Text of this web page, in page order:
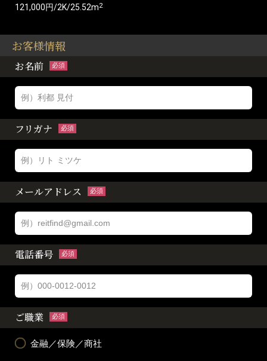
121,000円/2K/25.52m2
お客様情報
お名前 必須
フリガナ 必須
メールアドレス 必須
電話番号 必須
ご職業 必須
金融／保険／商社